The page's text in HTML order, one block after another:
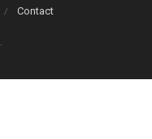
Contact
.